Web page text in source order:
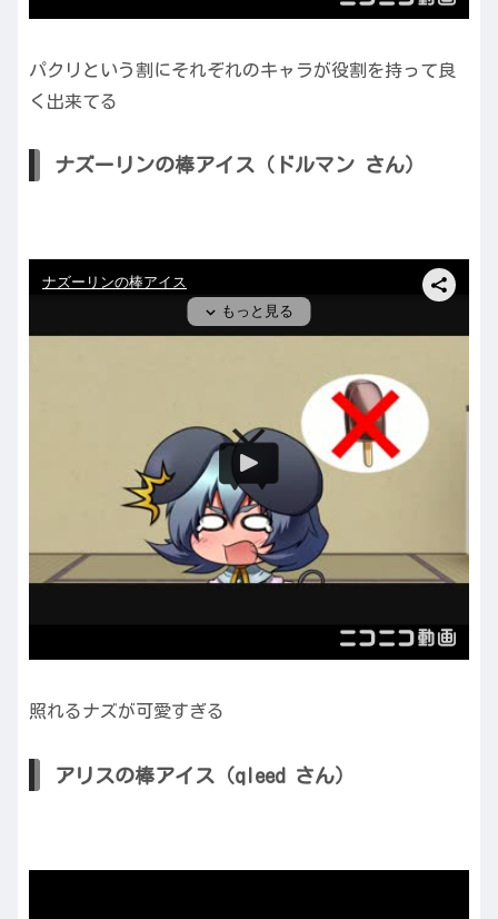
パクリという割にそれぞれのキャラが役割を持って良
く出来てる
ナズーリンの棒アイス（ドルマン さん）
照れるナズが可愛すぎる
アリスの棒アイス（qleed さん）